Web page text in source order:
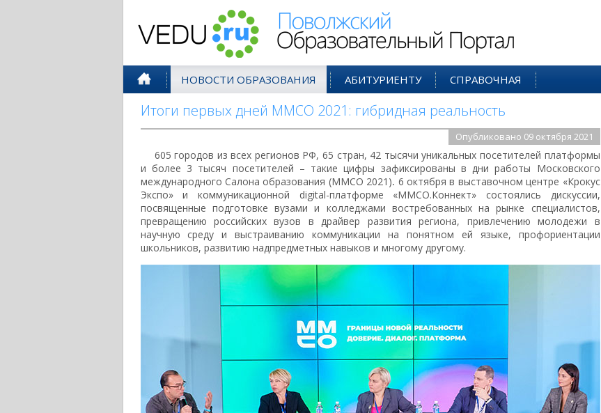
НОВОСТИ ОБРАЗОВАНИЯ АБИТУРИЕНТУ СПРАВОЧНАЯ
Итоги первых дней ММСО 2021: гибридная реальность
Опубликовано 09 октября 2021
605 городов из всех регионов РФ, 65 стран, 42 тысячи уникальных посетителей платформы
и более 3 тысяч посетителей – такие цифры зафиксированы в дни работы Московского
международного Салона образования (ММСО 2021). 6 октября в выставочном центре «Крокус
Экспо» и коммуникационной digital-платформе «ММСО.Коннект» состоялись дискуссии,
посвященные подготовке вузами и колледжами востребованных на рынке специалистов,
превращению российских вузов в драйвер развития региона, привлечению молодежи в
научную среду и выстраиванию коммуникации на понятном ей языке, профориентации
школьников, развитию надпредметных навыков и многому другому.